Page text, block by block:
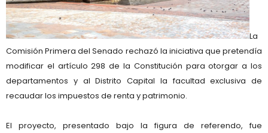
La
Comisión Primera del Senado rechazó la iniciativa que pretendía
modificar el artículo 298 de la Constitución para otorgar a los
departamentos y al Distrito Capital la facultad exclusiva de
recaudar los impuestos de renta y patrimonio.
El proyecto, presentado bajo la figura de referendo, fue